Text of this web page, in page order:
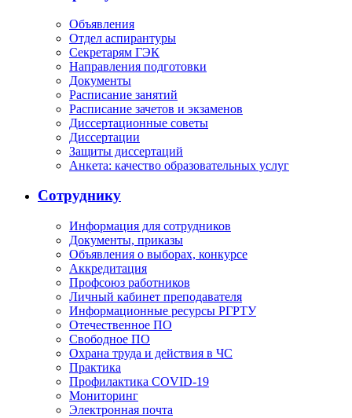
Объявления
Отдел аспирантуры
Секретарям ГЭК
Направления подготовки
Документы
Расписание занятий
Расписание зачетов и экзаменов
Диссертационные советы
Диссертации
Защиты диссертаций
Анкета: качество образовательных услуг
Сотруднику
Информация для сотрудников
Документы, приказы
Объявления о выборах, конкурсе
Аккредитация
Профсоюз работников
Личный кабинет преподавателя
Информационные ресурсы РГРТУ
Отечественное ПО
Свободное ПО
Охрана труда и действия в ЧС
Практика
Профилактика COVID-19
Мониторинг
Электронная почта